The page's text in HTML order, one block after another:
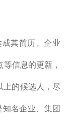
其简历、企业
信息的更新，
上的候选人，尽
名企业、集团